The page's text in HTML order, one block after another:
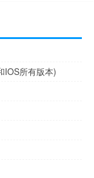
IOS所有版本)